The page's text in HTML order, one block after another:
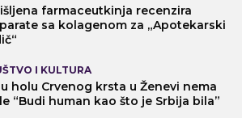
farmaceutkinja recenzira
sa kolagenom za „Apotekarski
I KULTURA
u holu Crvenog krsta u Ženevi nema
“Budi human kao što je Srbija bila”